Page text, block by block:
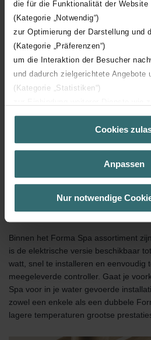
die für die Funktionalität der Website
(Kategorie „Notwendig“)
zur Optimierung der Darstellung und
(Kategorie „Präferenzen“)
um die Interaktion der Besucher
und dadurch zielgerichtete Angebote
(Kategorie „Statistiken“)
(Kategorie „Marketing“)
Über „Details zeigen“ bzw. die
Sie weitere Informationen. Durch die
der Auswahl von „Statistiken“
Besuchsverlauf auf unserer Website
bestmögliche Nutzererfahrung zu
Datenschutzerklärung der Zehnder
Zehnder Group AG: Data Privacy
Zehnder Group België nv/sa:
Zehnder Group Czech Republic
osobních údajů
Zehnder Group France: Protection
Cookies
Anpassen
Nur notwendige
Grootse prestaties
Binnen het Forma Spa assortiment
is de elektrische versie beschikbaar
watt, snel te installeren en eenvoudig
meegeleverde controller. Gaat je
Spa voor in je water gevoerde
zowel een enkele als een dubbele
lagere temperaturen grootse